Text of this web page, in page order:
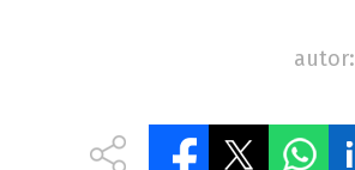
autor: